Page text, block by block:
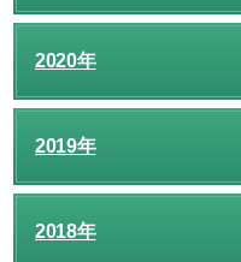
2020年
2019年
2018年